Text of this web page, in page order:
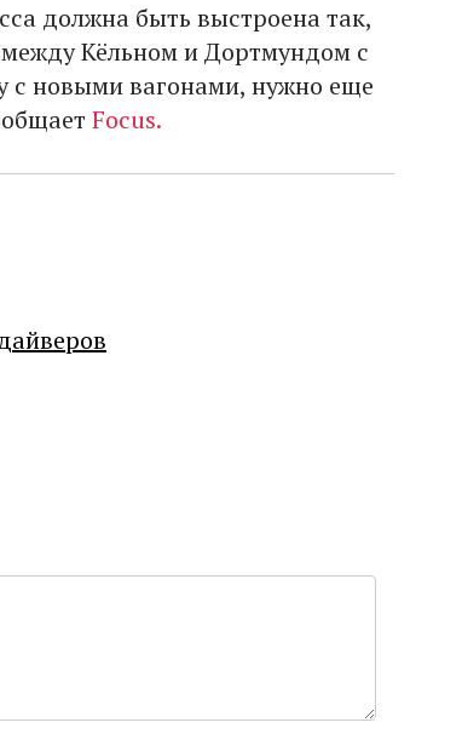
должна быть выстроена так,
Кёльном и Дортмундом с
с новыми вагонами, нужно еще
Focus.